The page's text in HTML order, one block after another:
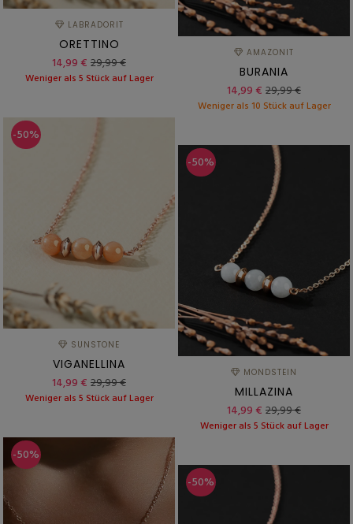
LABRADORIT
ORETTINO
14,99 € 29,99 €
Weniger als 5 Stück auf Lager
AMAZONIT
BURANIA
14,99 € 29,99 €
Weniger als 10 Stück auf Lager
-50%
SUNSTONE
VIGANELLINA
14,99 € 29,99 €
Weniger als 5 Stück auf Lager
-50%
MONDSTEIN
MILLAZINA
14,99 € 29,99 €
Weniger als 5 Stück auf Lager
-50%
-50%